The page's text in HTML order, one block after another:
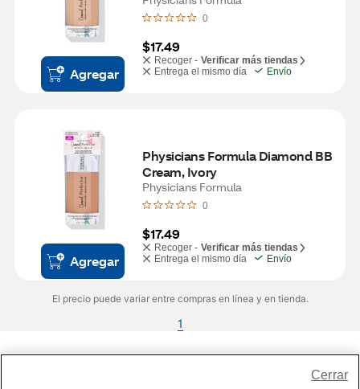
Agregar
0
$17.49
Recoger - Verificar más tiendas
Entrega el mismo día
Envío
Agregar
Physicians Formula Diamond BB
Cream, Ivory
Physicians Formula
0
$17.49
Recoger - Verificar más tiendas
Entrega el mismo día
Envío
El precio puede variar entre compras en línea y en tienda.
1
Cerrar